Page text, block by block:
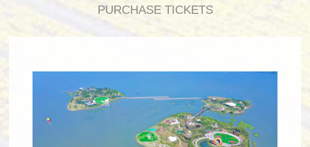
PURCHASE TICKETS